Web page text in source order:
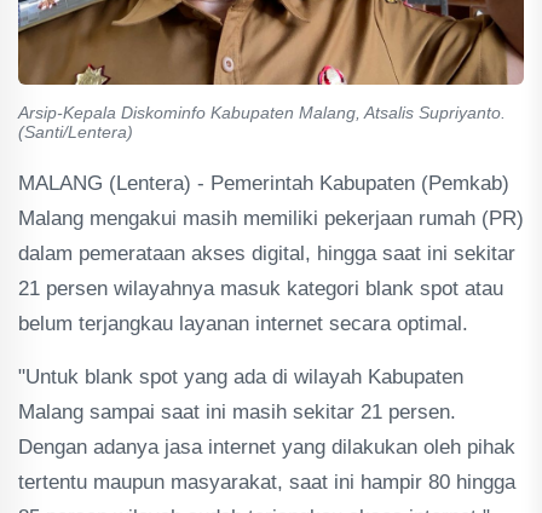
Arsip-Kepala Diskominfo Kabupaten Malang, Atsalis Supriyanto.
(Santi/Lentera)
MALANG (Lentera) - Pemerintah Kabupaten (Pemkab)
Malang mengakui masih memiliki pekerjaan rumah (PR)
dalam pemerataan akses digital, hingga saat ini sekitar
21 persen wilayahnya masuk kategori blank spot atau
belum terjangkau layanan internet secara optimal.
"Untuk blank spot yang ada di wilayah Kabupaten
Malang sampai saat ini masih sekitar 21 persen.
Dengan adanya jasa internet yang dilakukan oleh pihak
tertentu maupun masyarakat, saat ini hampir 80 hingga